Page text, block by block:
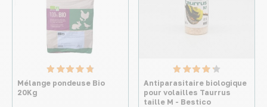
Mélange pondeuse Bio
20Kg
Antiparasitaire biologique
pour volailles Taurrus
taille M - Bestico